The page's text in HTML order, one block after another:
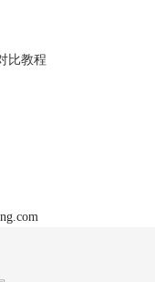
具栏“编辑”按钮，
比教程